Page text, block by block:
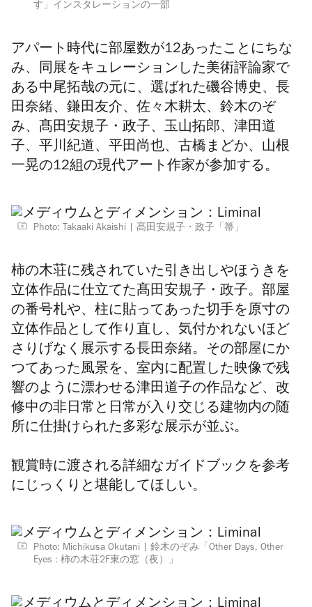
す」インスタレーションの一部
アパート時代に部屋数が12あったことにちな
み、同展をキュレーションした美術評論家で
ある中尾拓哉の元に、選ばれた磯谷博史、長
田奈緒、鎌田友介、佐々木耕太、鈴木のぞ
み、髙田安規子・政子、玉山拓郎、津田道
子、平川紀道、平田尚也、古橋まどか、山根
一晃の12組の現代アート作家が参加する。
Photo: Takaaki Akaishi 髙田安規子・政子「箒」
柿の木荘に残されていた引き出しやほうきを
立体作品に仕立てた髙田安規子・政子。部屋
の番号札や、柱に貼ってあった切手を原寸の
立体作品として作り直し、気付かれないほど
さりげなく展示する長田奈緒。その部屋にか
つてあった風景を、室内に配置した映像で残
響のように漂わせる津田道子の作品など、改
修中の非日常と日常が入り交じる建物内の随
所に仕掛けられた多彩な展示が並ぶ。
観賞時に渡される詳細なガイドブックを参考
にじっくりと堪能してほしい。
Photo: Michikusa Okutani
鈴木のぞみ「Other Days, Other
Eyes : 柿の木荘2F東の窓（夜）」